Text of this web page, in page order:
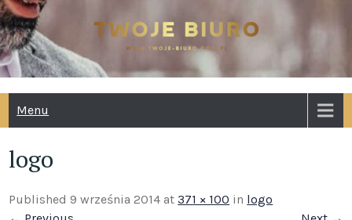
Skip
to
content
TWOJE BIURO
PODATKOWE
www.twoje-biuro.com.pl
Menu
logo
Published 9 września 2014 at371 × 100 in logo